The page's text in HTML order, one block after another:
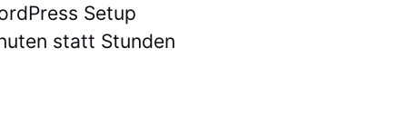
Setup
statt Stunden